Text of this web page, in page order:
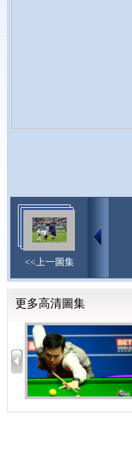
<<上一圖集
更多高清圖集